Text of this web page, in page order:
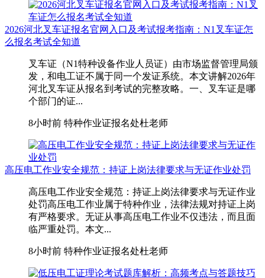
2026河北叉车证报名官网入口及考试报考指南：N1叉车证怎
么报名考试全知道
叉车证（N1特种设备作业人员证）由市场监督管理局颁
发，和电工证不属于同一个发证系统。本文讲解2026年
河北叉车证从报名到考试的完整攻略。一、叉车证是哪
个部门的证...
8小时前 特种作业证报名处杜老师
高压电工作业安全规范：持证上岗法律要求与无证作业处罚
高压电工作业安全规范：持证上岗法律要求与无证作业
处罚高压电工作业属于特种作业，法律法规对持证上岗
有严格要求。无证从事高压电工作业不仅违法，而且面
临严重处罚。本文...
8小时前 特种作业证报名处杜老师